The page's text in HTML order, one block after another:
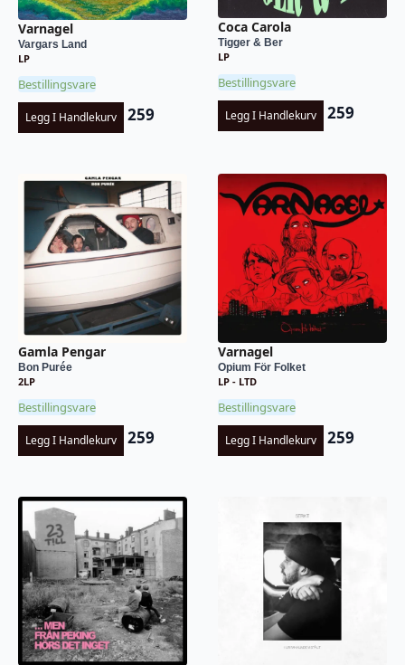
Varnagel
Vargars Land
LP
Bestillingsvare
Legg I Handlekurv 259
Coca Carola
Tigger & Ber
LP
Bestillingsvare
Legg I Handlekurv 259
Gamla Pengar
Bon Purée
2LP
Bestillingsvare
Legg I Handlekurv 259
Varnagel
Opium För Folket
LP - LTD
Bestillingsvare
Legg I Handlekurv 259